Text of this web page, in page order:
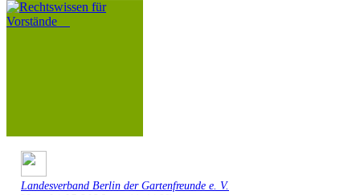
Landesverband Berlin der Gartenfreunde e. V.